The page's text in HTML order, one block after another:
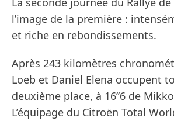
l’image de la première :
et riche en rebondissements.
Après 243 kilomètres
Loeb et Daniel Elena occupent
deuxième place, à 16’’6 de
L’équipage du Citroën Total